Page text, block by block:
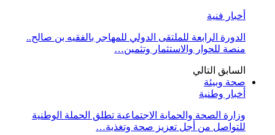
أخبار فنية
الدورة الرابعة للملتقى الدولي للمهاجر بالفقيه بن صالح..
منصة للحوار والاستثمار وتثمين…
السابق التالي
صحة وبيئة
أخبار وطنية
وزارة الصحة والحماية الاجتماعية تطلق الحملة الوطنية
للتواصل من أجل تعزيز صحة وتغذية…